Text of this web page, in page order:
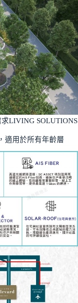
LIVING SOLUTIONS
適用於所有年齡層